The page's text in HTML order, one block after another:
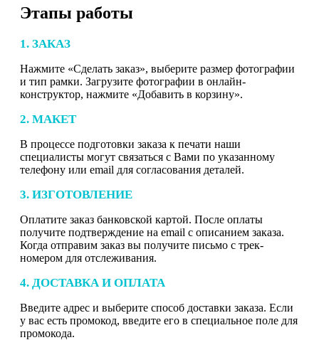
Этапы работы
1. ЗАКАЗ
Нажмите «Сделать заказ», выберите размер фотографии
и тип рамки. Загрузите фотографии в онлайн-
конструктор, нажмите «Добавить в корзину».
2. МАКЕТ
В процессе подготовки заказа к печати наши
специалисты могут связаться с Вами по указанному
телефону или email для согласования деталей.
3. ИЗГОТОВЛЕНИЕ
Оплатите заказ банковской картой. После оплаты
получите подтверждение на email с описанием заказа.
Когда отправим заказ вы получите письмо с трек-
номером для отслеживания.
4. ДОСТАВКА И ОПЛАТА
Введите адрес и выберите способ доставки заказа. Если
у вас есть промокод, введите его в специальное поле для
промокода.